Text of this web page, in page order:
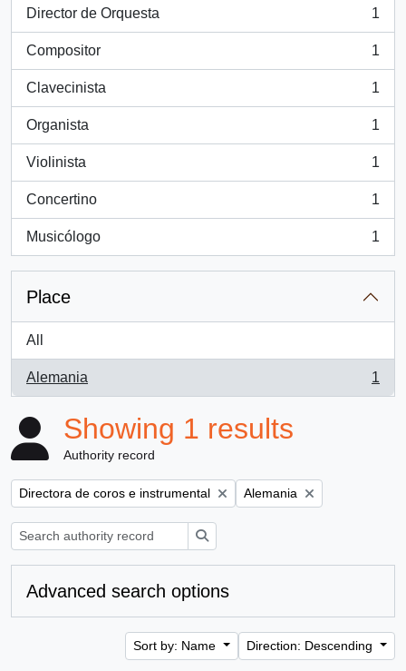
Director de Orquesta
, 1 results
1
Compositor
, 1 results
1
Clavecinista
, 1 results
1
Organista
, 1 results
1
Violinista
, 1 results
1
Concertino
, 1 results
1
Musicólogo
, 1 results
1
Place
All
Alemania
, 1 results
1
Showing 1 results
Authority record
Remove filter:
Directora de coros e instrumental Remove filter:
Alemania
Advanced search options
Sort by: Name Direction: Descending